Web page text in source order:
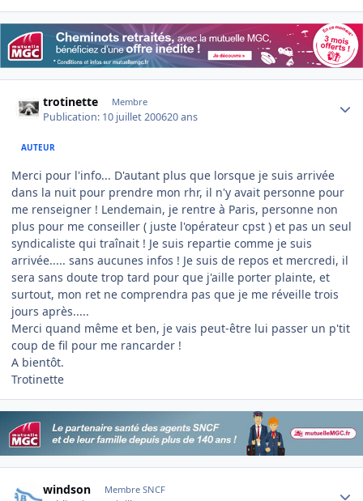
trotinette Membre
Publication: 10 juillet 200620 ans
AUTEUR
Merci pour l'info... D'autant plus que lorsque je suis arrivée
dans la nuit pour prendre mon rhr, il n'y avait personne pour
me renseigner ! Lendemain, je rentre à Paris, personne non
plus pour me conseiller ( juste l'opérateur cpst ) et pas un seul
syndicaliste qui traînait ! Je suis repartie comme je suis
arrivée..... sans aucunes infos ! Je suis de repos et mercredi, il
sera sans doute trop tard pour que j'aille porter plainte, et
surtout, mon ret ne comprendra pas que je me réveille trois
jours après.....
Merci quand même et ben, je vais peut-être lui passer un p'tit
coup de fil pour me rancarder !
A bientôt.
Trotinette
windson Membre SNCF